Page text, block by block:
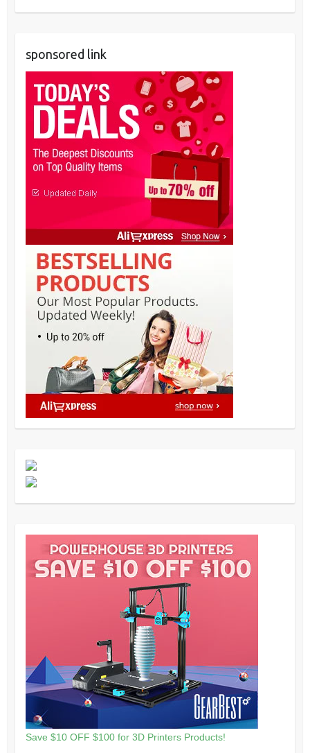
sponsored link
Save $10 OFF $100 for 3D Printers Products!